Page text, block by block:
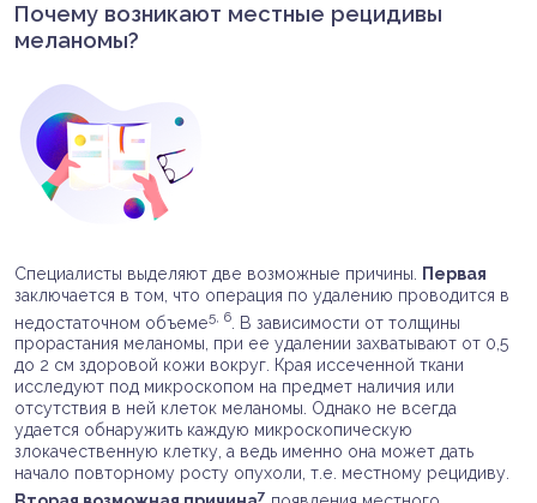
Почему возникают местные рецидивы
меланомы?
Специалисты выделяют две возможные причины. Первая
заключается в том, что операция по удалению проводится в
недостаточном объеме5, 6 . В зависимости от толщины
прорастания меланомы, при ее удалении захватывают от 0,5
до 2 см здоровой кожи вокруг. Края иссеченной ткани
исследуют под микроскопом на предмет наличия или
отсутствия в ней клеток меланомы. Однако не всегда
удается обнаружить каждую микроскопическую
злокачественную клетку, а ведь именно она может дать
начало повторному росту опухоли, т.е. местному рецидиву.
7